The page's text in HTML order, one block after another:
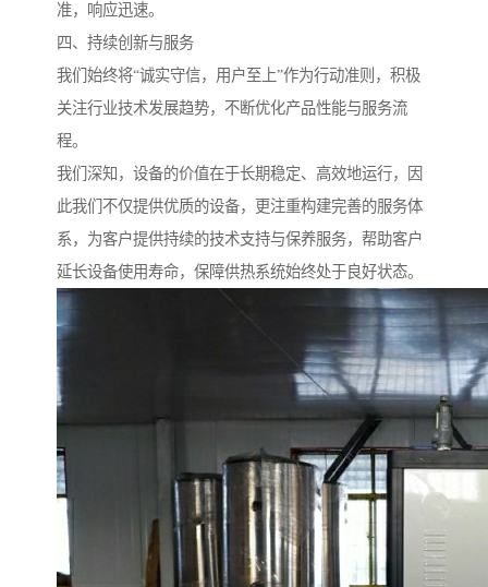
准，响应迅速。
四、持续创新与服务
我们始终将“诚实守信，用户至上”作为行动准则，积极
关注行业技术发展趋势，不断优化产品性能与服务流
程。
我们深知，设备的价值在于长期稳定、高效地运行，因
此我们不仅提供优质的设备，更注重构建完善的服务体
系，为客户提供持续的技术支持与保养服务，帮助客户
延长设备使用寿命，保障供热系统始终处于良好状态。